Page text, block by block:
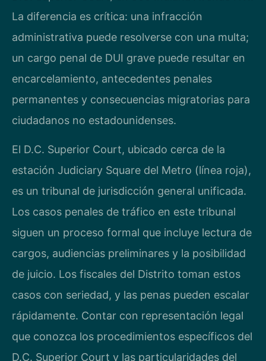
La diferencia es crítica: una infracción
administrativa puede resolverse con una multa;
un cargo penal de DUI grave puede resultar en
encarcelamiento, antecedentes penales
permanentes y consecuencias migratorias para
ciudadanos no estadounidenses.
El D.C. Superior Court, ubicado cerca de la
estación Judiciary Square del Metro (línea roja),
es un tribunal de jurisdicción general unificada.
Los casos penales de tráfico en este tribunal
siguen un proceso formal que incluye lectura de
cargos, audiencias preliminares y la posibilidad
de juicio. Los fiscales del Distrito toman estos
casos con seriedad, y las penas pueden escalar
rápidamente. Contar con representación legal
que conozca los procedimientos específicos del
D.C. Superior Court y las particularidades del